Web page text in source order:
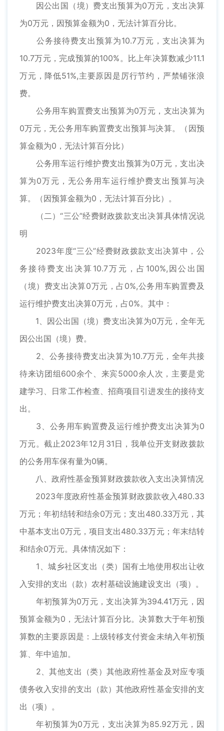
因公出国（境）费支出预算为0万元，支出决算
为0万元，因预算金额为0，无法计算百分比。
公务接待费支出预算为10.7万元，支出决算为
10.7万元，完成预算的100%。比上年决算数减少11.1
万元，降低51%,主要原因是厉行节约，严禁铺张浪
费。
公务用车购置费支出预算为0万元，支出决算为
0万元，无公务用车购置费支出预算与决算。（因预
算金额为0，无法计算百分比）
公务用车运行维护费支出预算为0万元，支出决
算为0万元，无公务用车运行维护费支出预算与决
算。（因预算金额为0，无法计算百分比）。
（二）“三公”经费财政拨款支出决算具体情况说
明
2023年度“三公”经费财政拨款支出决算中，公
务接待费支出决算10.7万元，占100%,因公出国
（境）费支出决算0万元，占0%,公务用车购置费及
运行维护费支出决算0万元，占0%。其中：
1、因公出国（境）费支出决算为0万元，全年无
因公出国（境）费。
2、公务接待费支出决算为10.7万元，全年共接
待来访团组600余个、来宾5000余人次，主要是党
建学习、日常工作检查、招商项目引进发生的接待支
出。
3、公务用车购置费及运行维护费支出决算为0
万元。截止2023年12月31日，我单位开支财政拨款
的公务用车保有量为0辆。
八、政府性基金预算财政拨款收入支出决算情况
2023年度政府性基金预算财政拨款收入480.33
万元；年初结转和结余0万元；支出480.33万元，其
中基本支出0万元，项目支出480.33万元；年末结转
和结余0万元。具体情况如下：
1、城乡社区支出（类）国有土地使用权出让收
入安排的支出（款）农村基础设施建设支出（项）。
年初预算为0万元，支出决算为394.41万元，因
预算金额为0，无法计算百分比。决算数大于年初预
算数的主要原因是：上级转移支付资金未纳入年初预
算、年中追加。
2、其他支出（类）其他政府性基金及对应专项
债务收入安排的支出（款）其他政府性基金安排的支
出（项）。
年初预算为0万元，支出决算为85.92万元，因